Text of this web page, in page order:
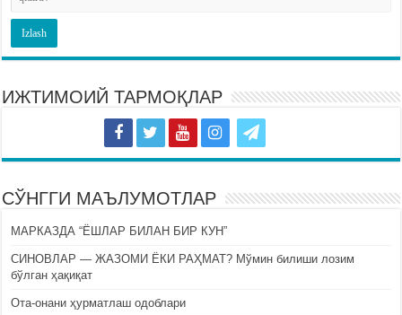
ИЖТИМОИЙ ТАРМОҚЛАР
СЎНГГИ МАЪЛУМОТЛАР
МАРКАЗДА “ЁШЛАР БИЛАН БИР КУН”
СИНОВЛАР — ЖАЗОМИ ЁКИ РАҲМАТ? Мўмин билиши лозим
бўлган ҳақиқат
Ота-онани ҳурматлаш одоблари